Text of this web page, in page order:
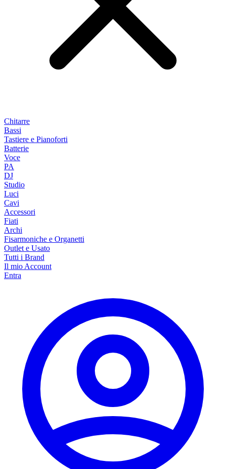
Chitarre
Bassi
Tastiere e Pianoforti
Batterie
Voce
PA
DJ
Studio
Luci
Cavi
Accessori
Fiati
Archi
Fisarmoniche e Organetti
Outlet e Usato
Tutti i Brand
Il mio Account
Entra